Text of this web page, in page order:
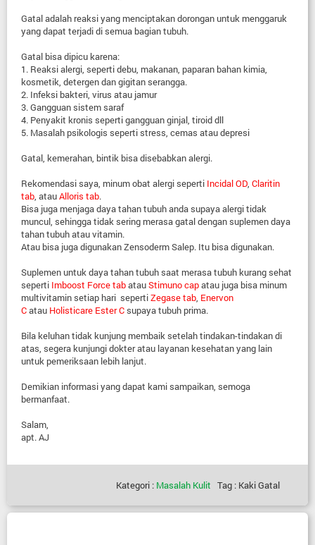
Gatal adalah reaksi yang menciptakan dorongan untuk menggaruk
yang dapat terjadi di semua bagian tubuh.
Gatal bisa dipicu karena:
1. Reaksi alergi, seperti debu, makanan, paparan bahan kimia,
kosmetik, detergen dan gigitan serangga.
2. Infeksi bakteri, virus atau jamur
3. Gangguan sistem saraf
4. Penyakit kronis seperti gangguan ginjal, tiroid dll
5. Masalah psikologis seperti stress, cemas atau depresi
Gatal, kemerahan, bintik bisa disebabkan alergi.
Rekomendasi saya, minum obat alergi seperti Incidal OD, Claritin
tab, atauAlloris tab.
Bisa juga menjaga daya tahan tubuh anda supaya alergi tidak
muncul, sehingga tidak sering merasa gatal dengan suplemen daya
tahan tubuh atau vitamin.
Atau bisa juga digunakan Zensoderm Salep. Itu bisa digunakan.
Suplemen untuk daya tahan tubuh saat merasa tubuh kurang sehat
seperti Imboost Force tabatauStimuno capatau juga bisa minum
multivitamin setiap hari sepertiZegase tab, Enervon
Catau Holisticare Ester Csupaya tubuh prima.
Bila keluhan tidak kunjung membaik setelah tindakan-tindakan di
atas, segera kunjungi dokter atau layanan kesehatan yang lain
untuk pemeriksaan lebih lanjut.
Demikian informasi yang dapat kami sampaikan, semoga
bermanfaat.
Salam,
apt. AJ
Kategori : Masalah Kulit Tag : Kaki Gatal